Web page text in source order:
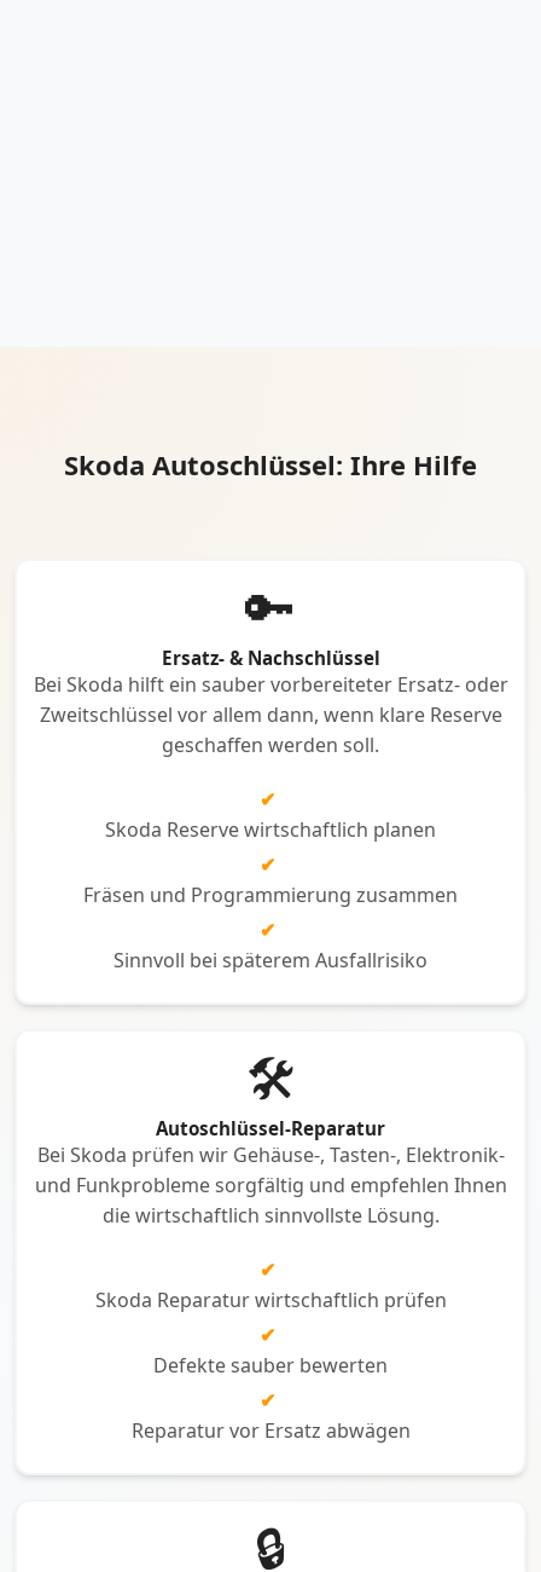
Skoda Autoschlüssel: Ihre Hilfe
🔑
Ersatz- & Nachschlüssel
Bei Skoda hilft ein sauber vorbereiteter Ersatz- oder
Zweitschlüssel vor allem dann, wenn klare Reserve
geschaffen werden soll.
✔
Skoda Reserve wirtschaftlich planen
✔
Fräsen und Programmierung zusammen
✔
Sinnvoll bei späterem Ausfallrisiko
🛠️
Autoschlüssel-Reparatur
Bei Skoda prüfen wir Gehäuse-, Tasten-, Elektronik-
und Funkprobleme sorgfältig und empfehlen Ihnen
die wirtschaftlich sinnvollste Lösung.
✔
Skoda Reparatur wirtschaftlich prüfen
✔
Defekte sauber bewerten
✔
Reparatur vor Ersatz abwägen
🔒